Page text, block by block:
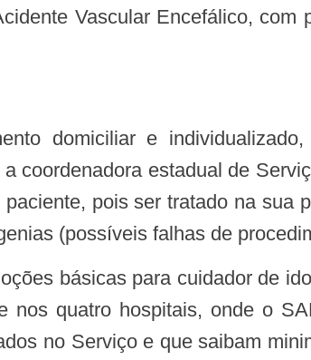
Vascular Encefálico,
coordenadora estadual de
pois ser tratado na
(possíveis falhas de
nos quatro hospitais, onde o
no Serviço e que saibam